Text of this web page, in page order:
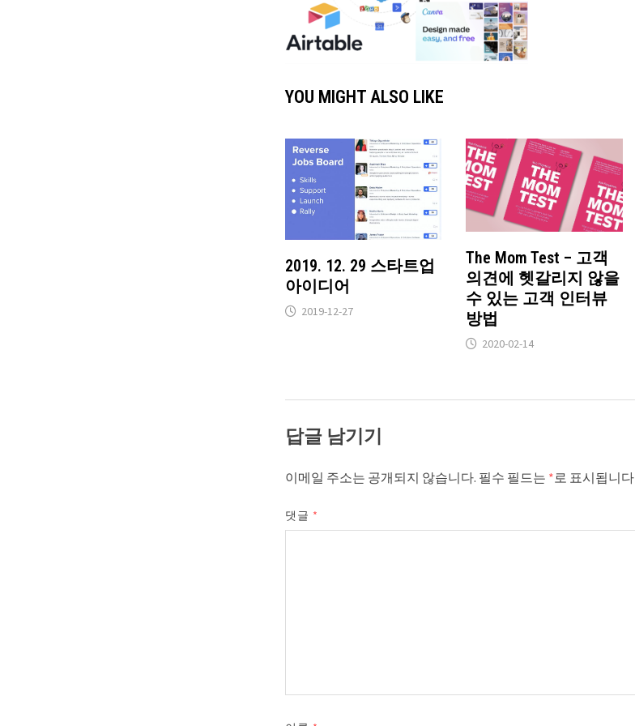
YOU MIGHT ALSO LIKE
2019. 12. 29 스타트업
아이디어
2019-12-27
The Mom Test – 고객
의견에 헷갈리지 않을
수 있는 고객 인터뷰
방법
2020-02-14
답글 남기기
이메일 주소는 공개되지 않습니다. 필수 필드는 *로 표시됩니다
댓글 *